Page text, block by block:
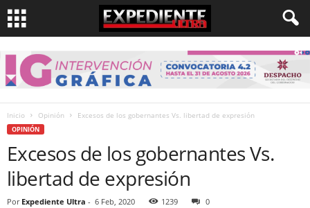
Inicio Opinión Excesos de los gobernantes Vs. libertad de expresión
OPINIÓN
Excesos de los gobernantes Vs.
libertad de expresión
Por Expediente Ultra - 6 Feb, 2020 1239 0